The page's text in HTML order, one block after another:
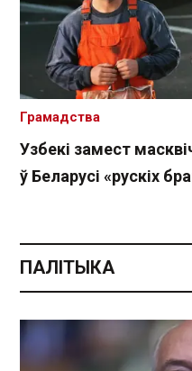
Узбекі замест
ў Беларусі «рускіх
Грамадства
ПАЛІТЫКА